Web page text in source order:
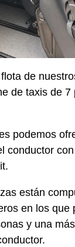
de
de taxis de 7
podemos
conductor
están
en los que
y una